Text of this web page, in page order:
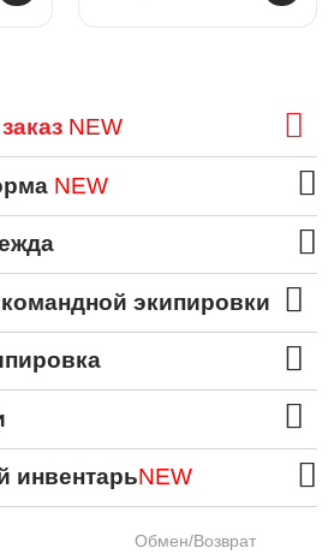
NEW
NEW
экипировки
инвентарьNEW
Обмен/Возврат